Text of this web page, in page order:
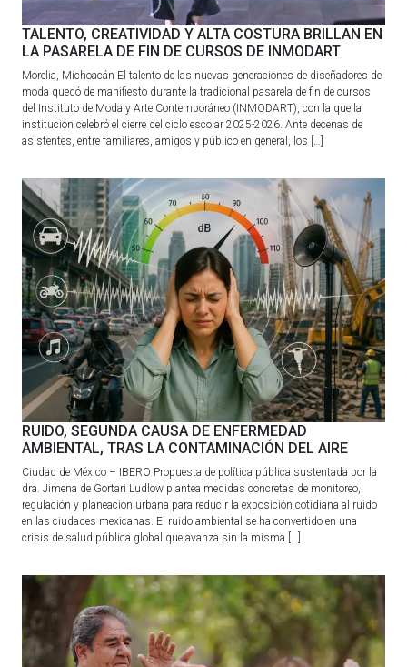
TALENTO, CREATIVIDAD Y ALTA COSTURA BRILLAN EN
LA PASARELA DE FIN DE CURSOS DE INMODART
Morelia, Michoacán El talento de las nuevas generaciones de diseñadores de
moda quedó de manifiesto durante la tradicional pasarela de fin de cursos
del Instituto de Moda y Arte Contemporáneo (INMODART), con la que la
institución celebró el cierre del ciclo escolar 2025-2026. Ante decenas de
asistentes, entre familiares, amigos y público en general, los […]
RUIDO, SEGUNDA CAUSA DE ENFERMEDAD
AMBIENTAL, TRAS LA CONTAMINACIÓN DEL AIRE
Ciudad de México – IBERO Propuesta de política pública sustentada por la
dra. Jimena de Gortari Ludlow plantea medidas concretas de monitoreo,
regulación y planeación urbana para reducir la exposición cotidiana al ruido
en las ciudades mexicanas. El ruido ambiental se ha convertido en una
crisis de salud pública global que avanza sin la misma […]